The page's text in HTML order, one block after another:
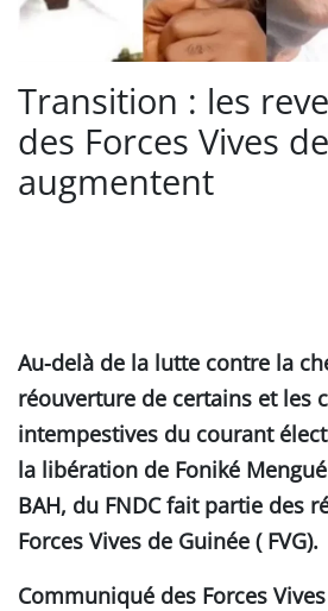
Transition : les
des Forces Vives
augmentent
Au-delà de la lutte contre la
réouverture de certains et les
intempestives du courant
la libération de Foniké
BAH, du FNDC fait partie des
Forces Vives de Guinée ( FVG).
Communiqué des Forces